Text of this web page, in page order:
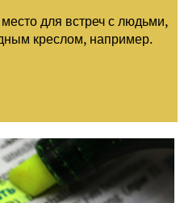
для встреч с людьми,
креслом, например.